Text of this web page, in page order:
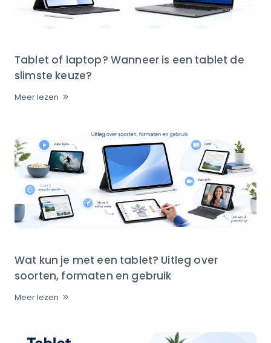
Tablet of laptop? Wanneer is een tablet de
slimste keuze?
Meer lezen
Wat kun je met een tablet? Uitleg over
soorten, formaten en gebruik
Meer lezen